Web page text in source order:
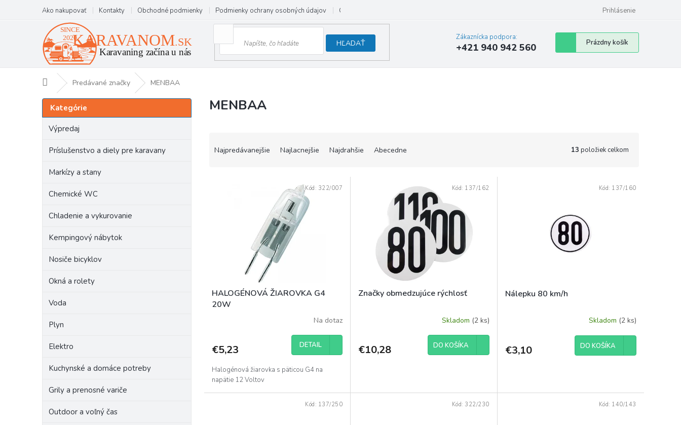
obsah
Ako nakupovať Kontakty Obchodné podmienky Podmienky ochrany osobných údajov Odstúpenie od zmluvy Prihlásenie
HĽADAŤ
Zákaznícka podpora:
+421 940 942 560
Nákupný
košík
Prázdny košík
DomovPredávané značky MENBAA
B
o
Preskočiť
kategórie
Kategórie
Výpredaj
Príslušenstvo a diely pre karavany
Markízy a stany
Chemické WC
Chladenie a vykurovanie
Kempingový nábytok
Nosiče bicyklov
Okná a rolety
Voda
Plyn
Elektro
Kuchynské a domáce potreby
Grily a prenosné variče
Outdoor a voľný čas
MENBAA
o
v
Najpredávanejšie Najlacnejšie Najdrahšie Abecedne 13 položiek celkom
k
t
HALOGÉNOVÁ ŽIAROVKA G4
20W
Na dotaz
€5,23 DETAIL
Halogénová žiarovka s päticou G4 na
napätie 12 Voltov
Kód: 322/007
Značky obmedzujúce rýchlosť
Skladom (2 ks)
€10,28 DO KOŠÍKA
Kód: 137/162
Nálepku 80 km/h
Skladom (2 ks)
€3,10 DO KOŠÍKA
Kód: 137/160
Kód: 137/250 Kód: 322/230 Kód: 140/143